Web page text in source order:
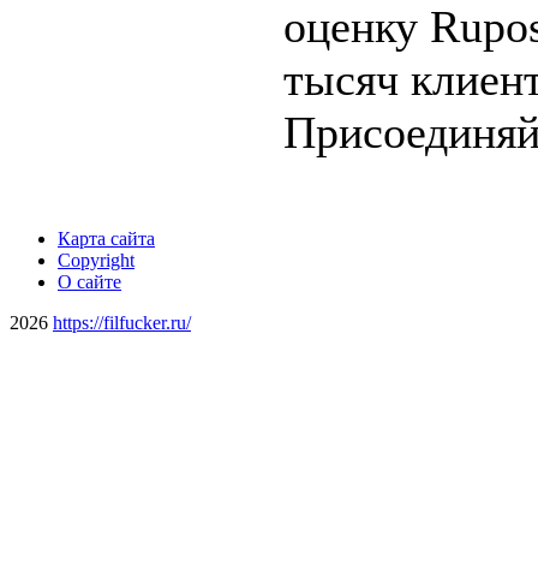
оценку
тысяч
Карта сайта
Copyright
О сайте
2026 https://filfucker.ru/